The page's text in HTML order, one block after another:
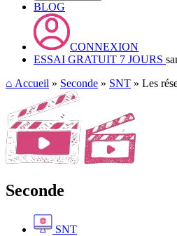
BLOG
CONNEXION
ESSAI GRATUIT 7 JOURS
⌂ Accueil » Seconde » SNT » Les
Seconde
SNT